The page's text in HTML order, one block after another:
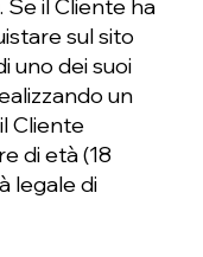
il Cliente ha
sul sito
uno dei suoi
un
Cliente
di età (18
legale di